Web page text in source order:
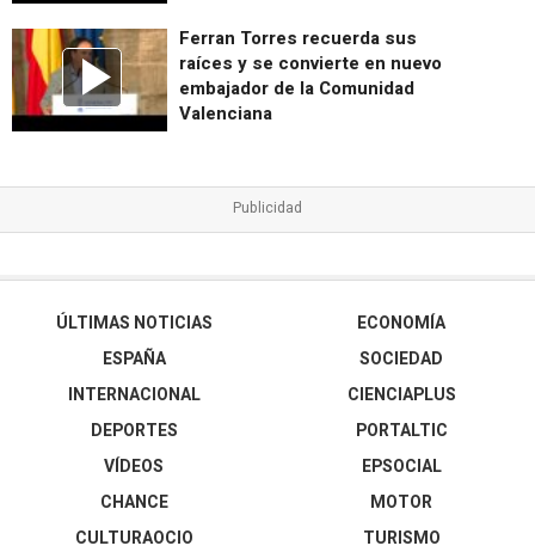
Ferran Torres recuerda sus
raíces y se convierte en nuevo
embajador de la Comunidad
Valenciana
ÚLTIMAS NOTICIAS
ESPAÑA
INTERNACIONAL
DEPORTES
VÍDEOS
ECONOMÍA
SOCIEDAD
CIENCIAPLUS
PORTALTIC
EPSOCIAL
CHANCE
CULTURAOCIO
MOTOR
TURISMO